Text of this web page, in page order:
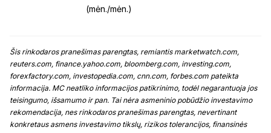
(mėn./mėn.)
Šis rinkodaros pranešimas parengtas, remiantis marketwatch.com,
reuters.com, finance.yahoo.com, bloomberg.com, investing.com,
forexfactory.com, investopedia.com, cnn.com, forbes.com pateikta
informacija. MC neatliko informacijos patikrinimo, todėl negarantuoja jos
teisingumo, išsamumo ir pan. Tai nėra asmeninio pobūdžio investavimo
rekomendacija, nes rinkodaros pranešimas parengtas, nevertinant
konkretaus asmens investavimo tikslų, rizikos tolerancijos, finansinės